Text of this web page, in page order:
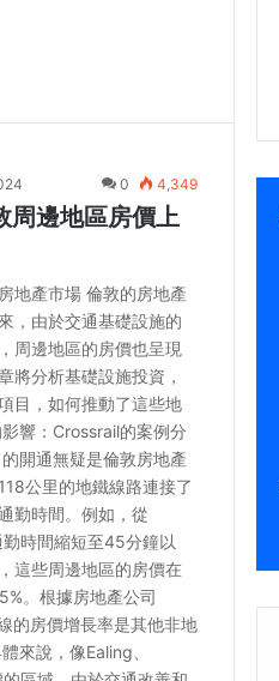
0 4,349
周邊地區房價上
地產市場 倫敦的房地產
，由於交通基礎設施的
周邊地區的房價也呈現
將分析基礎設施投資，
目，如何推動了這些地
響：Crossrail的案例分
開通無疑是倫敦房地產
公里的地鐵線路連接了
勤時間。例如，從
時間縮短至45分鐘以
這些周邊地區的房價在
。根據房地產公司
的房價增長率是其他非地
來說，像Ealing、